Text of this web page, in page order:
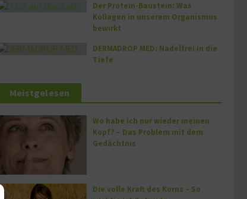
Der Protein-Baustein: Was
Kollagen in unserem Organismus
bewirkt
DERMADROP MED: Nadelfrei in die
Tiefe
Meistgelesen
Wo habe ich nur wieder meinen
Kopf? – Das Problem mit dem
Gedächtnis
Die volle Kraft des Korns – So